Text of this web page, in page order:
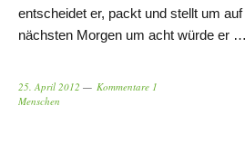
entscheidet er, packt und stellt um
nächsten Morgen um acht würde er …
25. April 2012
Kommentare 1
Menschen